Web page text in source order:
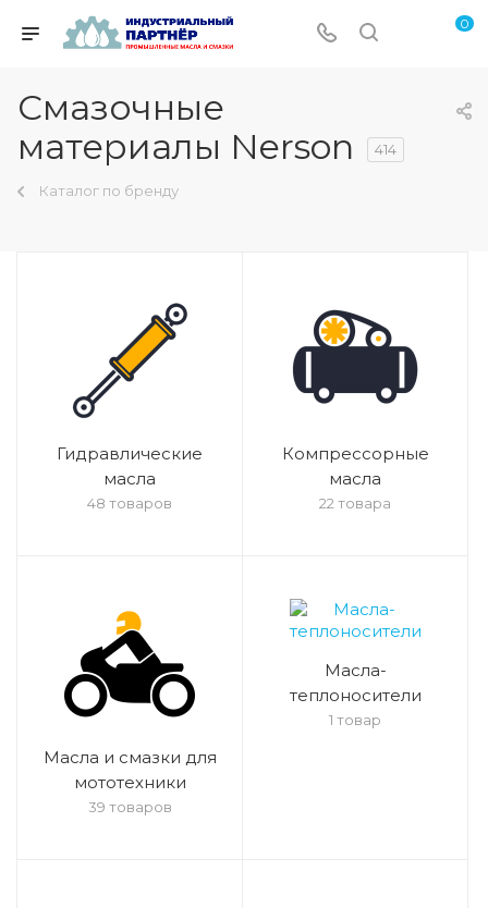
0
Смазочные
материалы Nerson
414
Каталог по бренду
Гидравлические
масла
48 товаров
Компрессорные
масла
22 товара
Масла и смазки для
мототехники
39 товаров
Масла-
теплоносители
1 товар